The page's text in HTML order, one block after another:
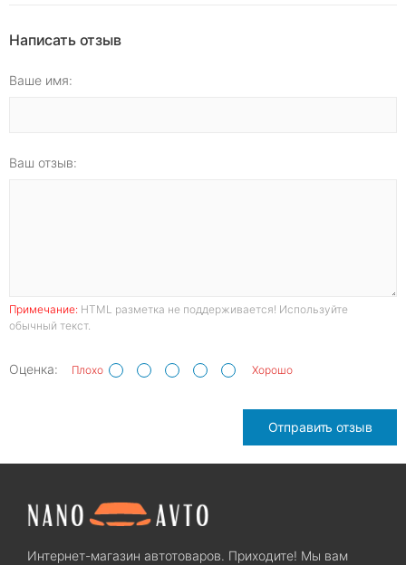
Написать отзыв
Ваше имя:
Ваш отзыв:
Примечание: HTML разметка не поддерживается! Используйте
обычный текст.
Оценка: Плохо Хорошо
Отправить отзыв
Интернет-магазин автотоваров. Приходите! Мы вам